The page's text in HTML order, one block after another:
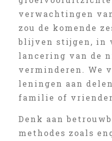
verwachtingen
zou de komende
blijven stijgen, in
lancering van de
verminderen. We
leningen aan
familie of
Denk aan
methodes zoals